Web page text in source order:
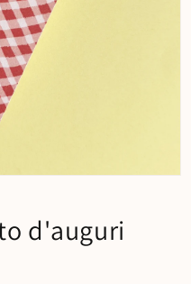
d'auguri